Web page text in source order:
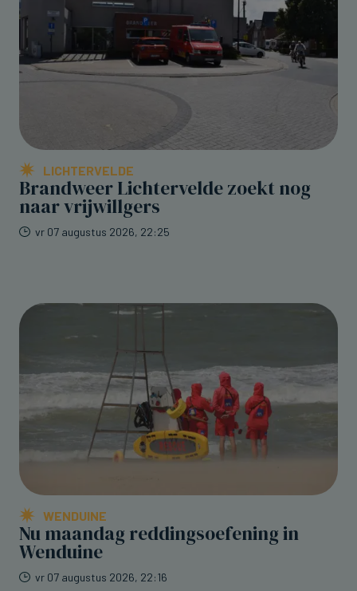
LICHTERVELDE
Brandweer Lichtervelde zoekt nog
naar vrijwillgers
vr 07 augustus 2026, 22:25
WENDUINE
Nu maandag reddingsoefening in
Wenduine
vr 07 augustus 2026, 22:16